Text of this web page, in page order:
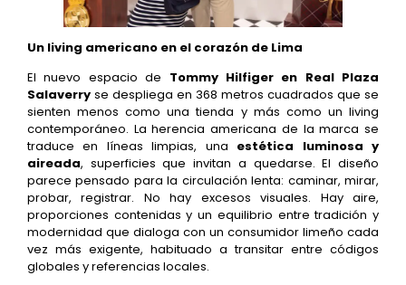
Un living americano en el corazón de Lima
El nuevo espacio de Tommy Hilfiger en Real Plaza
Salaverry se despliega en 368 metros cuadrados que se
sienten menos como una tienda y más como un living
contemporáneo. La herencia americana de la marca se
traduce en líneas limpias, una estética luminosa y
aireada, superficies que invitan a quedarse. El diseño
parece pensado para la circulación lenta: caminar, mirar,
probar, registrar. No hay excesos visuales. Hay aire,
proporciones contenidas y un equilibrio entre tradición y
modernidad que dialoga con un consumidor limeño cada
vez más exigente, habituado a transitar entre códigos
globales y referencias locales.